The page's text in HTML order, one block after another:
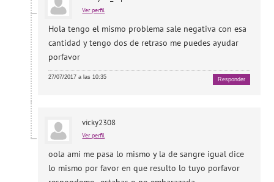
Ver perfil
Hola tengo el mismo problema sale negativa con esa
cantidad y tengo dos de retraso me puedes ayudar
porfavor
27/07/2017 a las 10:35 Responder
vicky2308
Ver perfil
oola ami me pasa lo mismo y la de sangre igual dice
lo mismo por favor en que resulto lo tuyo porfavor